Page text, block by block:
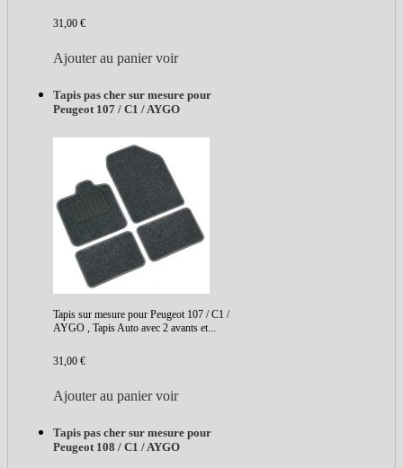
31,00 €
Ajouter au panier voir
Tapis pas cher sur mesure pour
Peugeot 107 / C1 / AYGO
Tapis sur mesure pour Peugeot 107 / C1 /
AYGO , Tapis Auto avec 2 avants et...
31,00 €
Ajouter au panier voir
Tapis pas cher sur mesure pour
Peugeot 108 / C1 / AYGO